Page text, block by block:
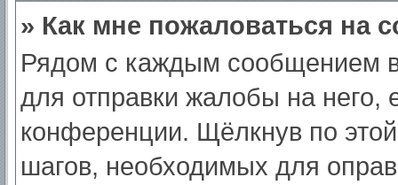
» Как мне пожаловаться на
Рядом с каждым сообщением
для отправки жалобы на него,
конференции. Щёлкнув по
шагов, необходимых для